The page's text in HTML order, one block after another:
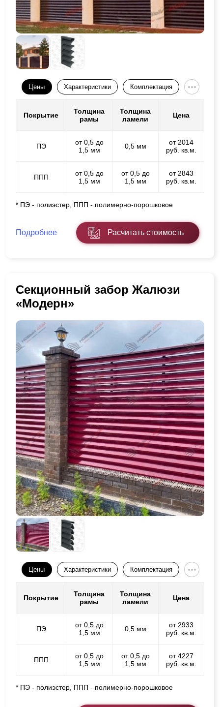
Цены Характеристики Комплектация
Покрытие
Толщина
рамы
Толщина
ламели
Цена
ПЭ
от 0,5 до
1,5 мм
0,5 мм
от 2014
руб. кв.м.
ППП
от 0,5 до
1,5 мм
от 0,5 до
1,5 мм
от 2843
руб. кв.м.
* ПЭ - полиэстер, ППП - полимерно-порошковое
Подробнее Расчитать стоимость
Секционный забор Жалюзи
«Модерн»
Цены Характеристики Комплектация
Покрытие
Толщина
рамы
Толщина
ламели
Цена
ПЭ
от 0,5 до
1,5 мм
0,5 мм
от 2933
руб. кв.м.
ППП
от 0,5 до
1,5 мм
от 0,5 до
1,5 мм
от 4227
руб. кв.м.
* ПЭ - полиэстер, ППП - полимерно-порошковое